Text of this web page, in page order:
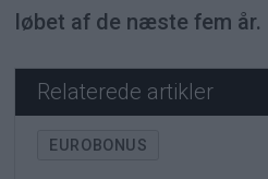
løbet af de næste fem år.
Relaterede artikler
EUROBONUS